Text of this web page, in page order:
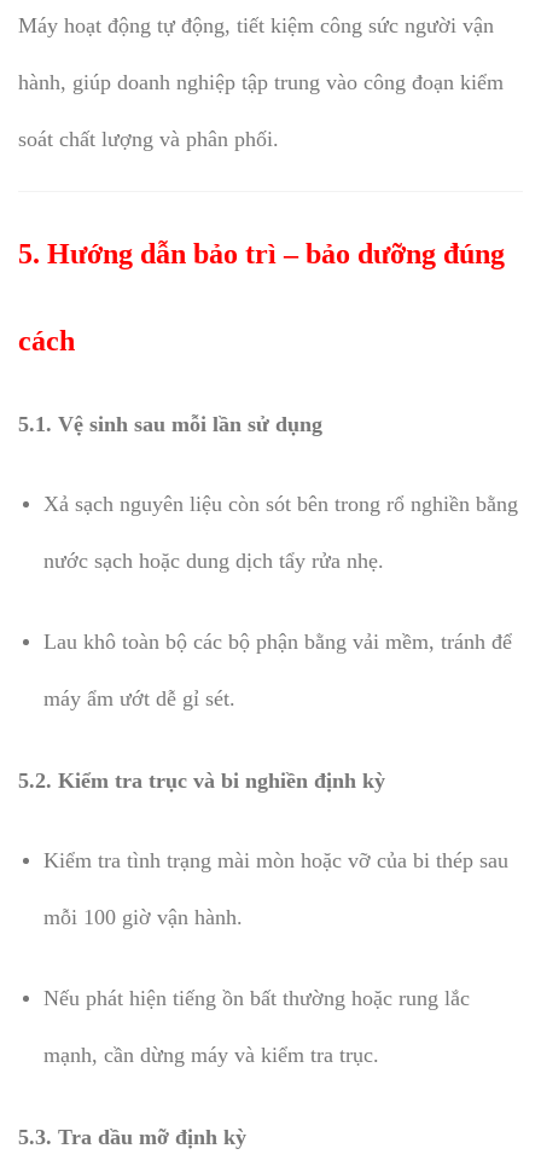
Máy hoạt động tự động, tiết kiệm công sức người vận
hành, giúp doanh nghiệp tập trung vào công đoạn kiểm
soát chất lượng và phân phối.
5. Hướng dẫn bảo trì – bảo dưỡng đúng
cách
5.1. Vệ sinh sau mỗi lần sử dụng
Xả sạch nguyên liệu còn sót bên trong rổ nghiền bằng
nước sạch hoặc dung dịch tẩy rửa nhẹ.
Lau khô toàn bộ các bộ phận bằng vải mềm, tránh để
máy ẩm ướt dễ gỉ sét.
5.2. Kiểm tra trục và bi nghiền định kỳ
Kiểm tra tình trạng mài mòn hoặc vỡ của bi thép sau
mỗi 100 giờ vận hành.
Nếu phát hiện tiếng ồn bất thường hoặc rung lắc
mạnh, cần dừng máy và kiểm tra trục.
5.3. Tra dầu mỡ định kỳ